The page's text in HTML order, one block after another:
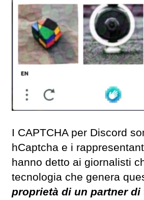
I CAPTCHA per Discord
hCaptcha e i
hanno detto ai giornalisti
tecnologia che genera
proprietà di un partner di